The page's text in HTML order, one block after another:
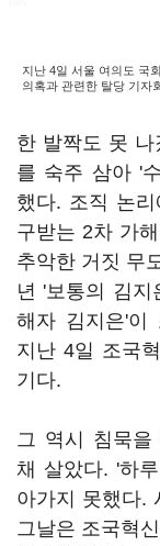
지난 4일 서울 여의도 국
의혹과 관련한 탈당 기자
한 발짝도 못 나
를 숙주 삼아 '
했다. 조직 논
구받는 2차 가
추악한 거짓 무
년 '보통의 김지
해자 김지은'이
지난 4일 조국
기다.
그 역시 침묵을
채 살았다. '하
아가지 못했다.
그날은 조국혁